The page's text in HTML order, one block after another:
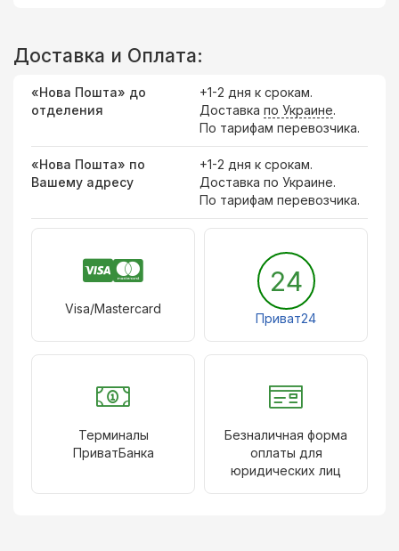
Доставка и Оплата:
«Нова Пошта» до
отделения
+1-2 дня к срокам.
Доставка по Украине.
По тарифам перевозчика.
«Нова Пошта» по
Вашему адресу
+1-2 дня к срокам.
Доставка по Украине.
По тарифам перевозчика.
Visa/Mastercard
24
Приват24
Терминалы
ПриватБанка
Безналичная форма
оплаты для
юридических лиц